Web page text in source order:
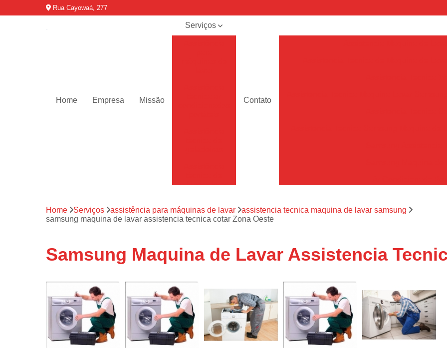
Rua Cayowaá, 277
Home Empresa Missão
Serviços
refrigeradores
técnica de
secadoras
fogão
técnicas de
microondas
Conserto de
máquinas de
lavar
Consertos de
Contato
Assistencia Tecnica
Assistencia Tecnica Ar
Assistencia Tecnica
Assistencia Tecnica de
Assistencia Tecnica
Assistencia Tecnica para Ar Condicionado
Home Serviços assistência para máquinas de lavar
assistencia tecnica maquina de lavar samsung
samsung maquina de lavar assistencia tecnica cotar Zona Oeste
Samsung Maquina de Lavar Assistencia